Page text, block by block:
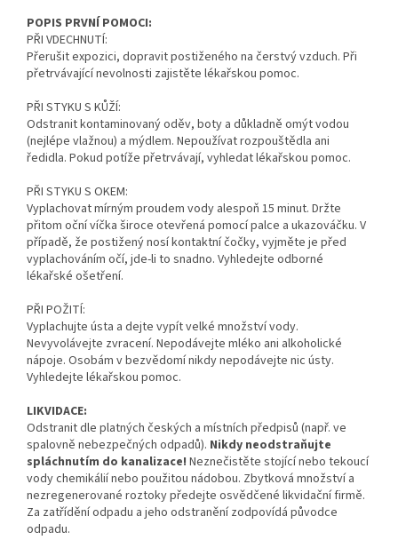
POPIS PRVNÍ POMOCI:
PŘI VDECHNUTÍ:
Přerušit expozici, dopravit postiženého na čerstvý vzduch. Při
přetrvávající nevolnosti zajistěte lékařskou pomoc.
PŘI STYKU S KŮŽÍ:
Odstranit kontaminovaný oděv, boty a důkladně omýt vodou
(nejlépe vlažnou) a mýdlem. Nepoužívat rozpouštědla ani
ředidla. Pokud potíže přetrvávají, vyhledat lékařskou pomoc.
PŘI STYKU S OKEM:
Vyplachovat mírným proudem vody alespoň 15 minut. Držte
přitom oční víčka široce otevřená pomocí palce a ukazováčku. V
případě, že postižený nosí kontaktní čočky, vyjměte je před
vyplachováním očí, jde-li to snadno. Vyhledejte odborné
lékařské ošetření.
PŘI POŽITÍ:
Vyplachujte ústa a dejte vypít velké množství vody.
Nevyvolávejte zvracení. Nepodávejte mléko ani alkoholické
nápoje. Osobám v bezvědomí nikdy nepodávejte nic ústy.
Vyhledejte lékařskou pomoc.
LIKVIDACE:
Odstranit dle platných českých a místních předpisů (např. ve
spalovně nebezpečných odpadů). Nikdy neodstraňujte
spláchnutím do kanalizace! Neznečistěte stojící nebo tekoucí
vody chemikálií nebo použitou nádobou. Zbytková množství a
nezregenerované roztoky předejte osvědčené likvidační firmě.
Za zatřídění odpadu a jeho odstranění zodpovídá původce
odpadu.